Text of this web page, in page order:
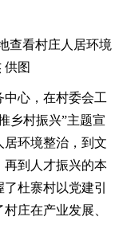
看村庄人居环境
供图
心，在村委会工
乡村振兴”主题宣
环境整治，到文
再到人才振兴的本
杜寨村以党建引
庄在产业发展、